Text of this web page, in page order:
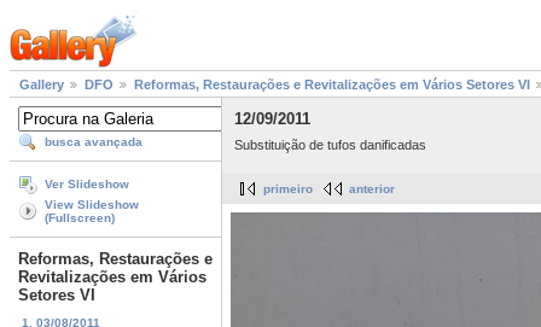
Gallery DFO Reformas, Restaurações e Revitalizações em Vários Setores VI
busca avançada
Ver Slideshow
View Slideshow
(Fullscreen)
Reformas, Restaurações e
Revitalizações em Vários
Setores VI
1. 03/08/2011
12/09/2011
Substituição de tufos danificadas
primeiro anterior